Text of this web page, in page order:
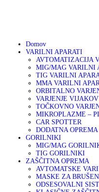
Domov
VARILNI APARATI
AVTOMATIZACIJA
MIG/MAG VARILNI
TIG VARILNI
MMA VARILNI
ORBITALNO
VARJENJE VIJAKOV
TOČKOVNO
MIKROPLAZME –
CAR SPOTTER
DODATNA
GORILNIKI
MIG/MAG
TIG GORILNIKI
ZAŠČITNA OPREMA
AVTOMATSKE
MASKE ZA
ODSESOVALNI
GORILNIKI
ZAŠČITNA
OSTALA
AKCIJA
SERVIS
PARTNERJI